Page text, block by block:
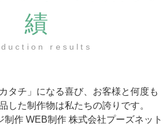
績
results
タチ」になる喜び、お客様と何度も
した制作物は私たちの誇りです。
作 WEB制作 株式会社プーズネット